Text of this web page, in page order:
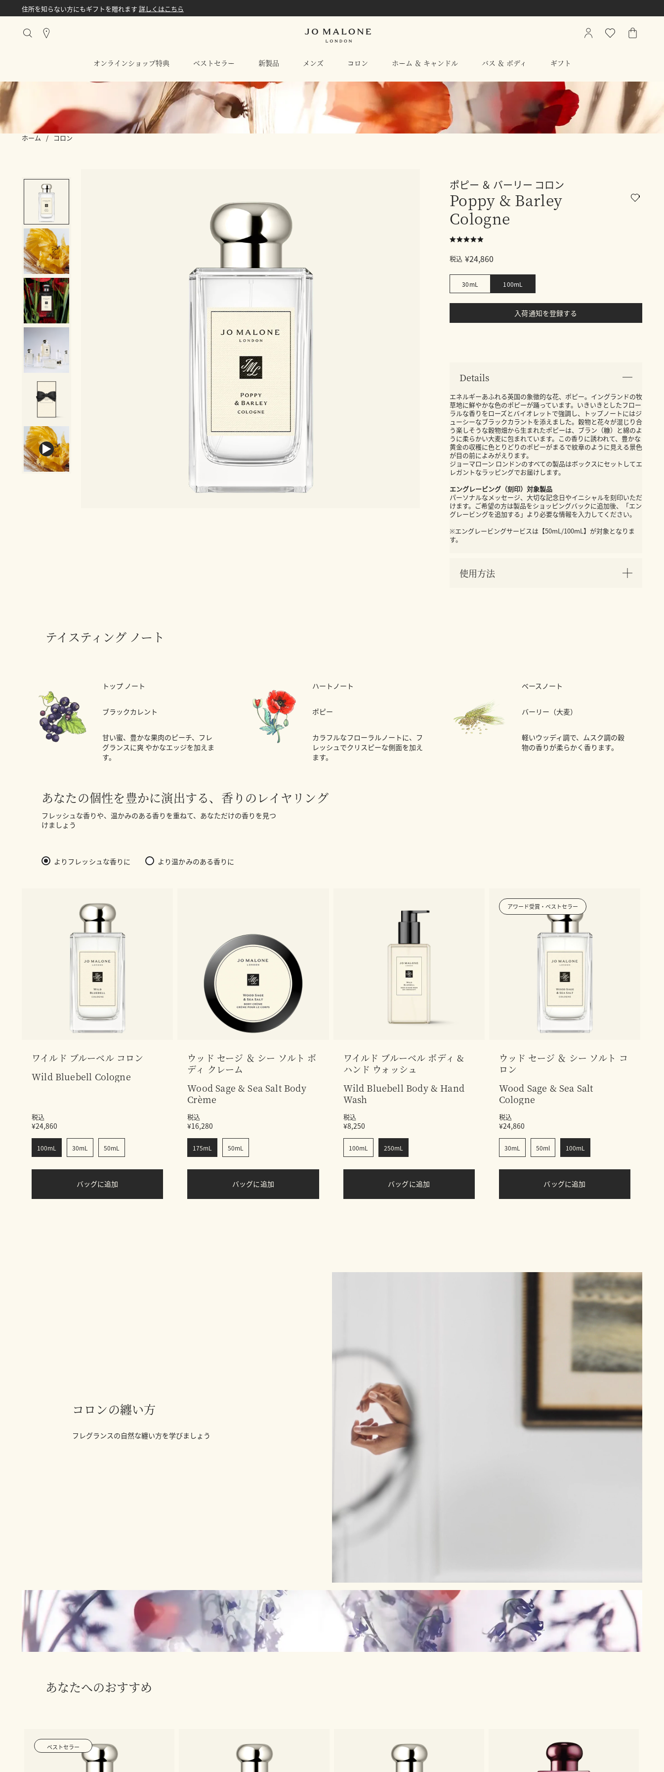
住所を知らない方にもギフトを贈れます 詳しくはこちら
オンラインショップ特典 ベストセラー 新製品 メンズ コロン ホーム ＆ キャンドル バス ＆ ボディ ギフト
Stores
My
ウ
ュ
シ
ン
ッ
グ
ホーム
/ コロン
ポピー ＆ バーリー コロン
Poppy & Barley
Cologne
税込 ¥24,860
30mL 100mL
入荷通知を登録する
Details
エネルギーあふれる英国の象徴的な花、ポピー。イングランドの牧
草地に鮮やかな色のポピーが踊っています。いきいきとしたフロー
ラルな香りをローズとバイオレットで強調し、トップノートにはジ
ューシーなブラックカラントを添えました。穀物と花々が混じり合
う楽しそうな穀物畑から生まれたポピーは、ブラン（糠）と綿のよ
うに柔らかい大麦に包まれています。この香りに誘われて、豊かな
黄金の収穫に色とりどりのポピーがまるで紋章のように見える景色
が目の前によみがえります。
ジョーマローン ロンドンのすべての製品はボックスにセットしてエ
レガントなラッピングでお届けします。
エングレービング（刻印）対象製品
パーソナルなメッセージ、大切な記念日やイニシャルを刻印いただ
けます。ご希望の方は製品をショッピングバックに追加後、「エン
グレービングを追加する」より必要な情報を入力してください。
※エングレービングサービスは【50mL/100mL】が対象となりま
す。
使用方法
テイスティング ノート
トップ ノート
ブラックカレント
甘い蜜、豊かな果肉のピーチ、フレ
グランスに爽 やかなエッジを加えま
す。
ハートノート
ポピー
カラフルなフローラルノートに、フ
レッシュでクリスピーな側面を加え
ます。
ベースノート
バーリー（大麦）
軽いウッディ調で、ムスク調の穀
物の香りが柔らかく香ります。
あなたの個性を豊かに演出する、香りのレイヤリング
フレッシュな香りや、温かみのある香りを重ねて、あなただけの香りを見つ
けましょう
よりフレッシュな香りに より温かみのある香りに
ワイルド ブルーベル コロン
Wild Bluebell Cologne
税込
¥24,860
100mL 30mL 50mL
バッグに追加
ウッド セージ ＆ シー ソルト ボ
ディ クレーム
Wood Sage & Sea Salt Body
Crème
税込
¥16,280
175mL 50mL
バッグに追加
ワイルド ブルーベル ボディ &
ハンド ウォッシュ
Wild Bluebell Body & Hand
Wash
税込
¥8,250
100mL 250mL
バッグに追加
アワード受賞・ベストセラー
ウッド セージ ＆ シー ソルト コ
ロン
Wood Sage & Sea Salt
Cologne
税込
¥24,860
30mL 50ml 100mL
バッグに追加
コロンの纏い方
フレグランスの自然な纏い方を学びましょう
あなたへのおすすめ
ベストセラー